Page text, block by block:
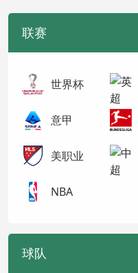
联赛
世界杯
意甲
美职业
NBA
球队